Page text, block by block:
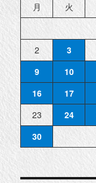
月 火
2
3
9
10
16
17
23
24
30